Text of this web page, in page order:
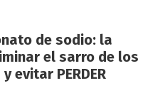
de sodio: la
el sarro de los
evitar PERDER